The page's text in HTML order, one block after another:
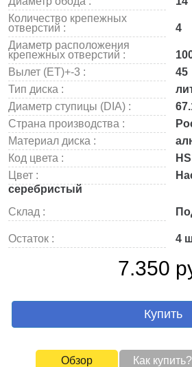
Количество крепежных
отверстий :
4
Диаметр расположения
крепежных отверстий :
Вылет (ET)+-3 :
45
Тип диска :
Диаметр ступицы (DIA) :
Страна производства :
Материал диска :
Код цвета :
HS
Цвет :
серебристый
Склад :
Остаток : 4
7.350
Обзор Как купить?